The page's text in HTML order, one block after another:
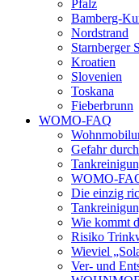
Pfalz
Bamberg-
Nordstrand
Starnberger
Kroatien
Slovenien
Toskana
Fieberbrunn
WOMO-FAQ
Gefahr
WOMO-
Die einzig
Wie kommt
Risiko
Wieviel
Ver- und